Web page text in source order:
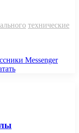
технические
Messenger